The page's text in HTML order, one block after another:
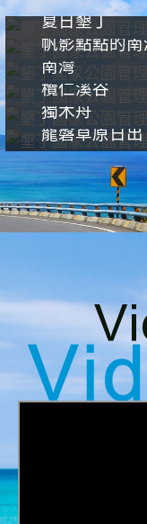
夏日墾丁
帆影點點的南
南灣
欖仁溪谷
獨木舟
龍磐草原日出